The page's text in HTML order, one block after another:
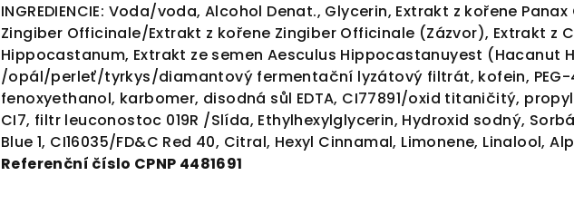
INGREDIENCIE: Voda/voda, Alcohol Denat., Glycerin, Extrakt z kořene
Zingiber Officinale/Extrakt z kořene Zingiber Officinale (Zázvor), Extrakt z
Hippocastanum, Extrakt ze semen Aesculus Hippocastanuyest (Hacanut
/opál/perleť/tyrkys/diamantový fermentační lyzátový filtrát, kofein,
fenoxyethanol, karbomer, disodná sůl EDTA, CI77891/oxid titaničitý,
CI7, filtr leuconostoc 019R /Slída, Ethylhexylglycerin, Hydroxid sodný,
Blue 1, CI16035/FD&C Red 40, Citral, Hexyl Cinnamal, Limonene, Linalool,
Referenční číslo CPNP 4481691